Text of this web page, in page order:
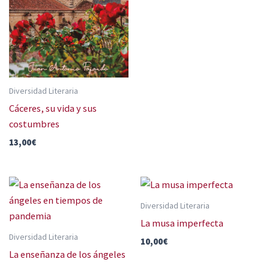
Diversidad Literaria
Cáceres, su vida y sus
costumbres
13,00€
Diversidad Literaria
La enseñanza de los ángeles
Diversidad Literaria
La musa imperfecta
10,00€